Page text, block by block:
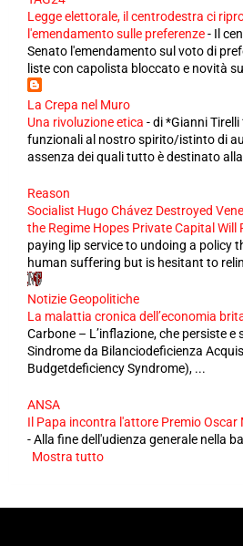
Legge elettorale, il centrodestra ci
l'emendamento sulle preferenze- Il
Senato l'emendamento sul voto di
liste con capolista bloccato e novità
La Crepa nel Muro
Una rivoluzione etica -di *Gianni
funzionali al nostro spirito/istinto di
assenza dei quali tutto è destinato
Reason
Socialist Hugo Chávez Destroyed
the Regime Hopes Private Capital Will
paying lip service to undoing a policy
human suffering but is hesitant to
Notizie Geopolitiche
La malattia cronica dell’economia
Carbone – L’inflazione, che persiste e
Sindrome da Bilanciodeficienza
Budgetdeficiency Syndrome), ...
ANSA
Il Papa incontra l'attore Premio
-Alla fine dell'udienza generale nella
Mostra tutto